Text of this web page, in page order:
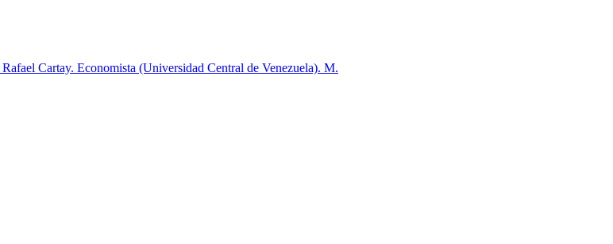
Cartay. Economista (Universidad Central de Venezuela). M.